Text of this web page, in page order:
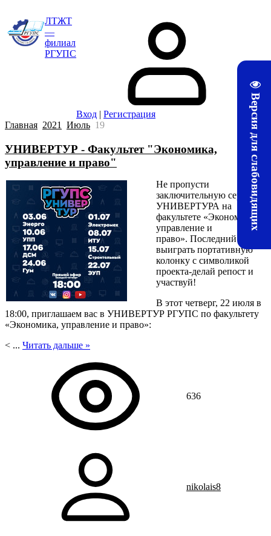
Версия для слабовидящих
ЛТЖТ
—
филиал
РГУПС
Вход | Регистрация
Главная 2021 Июль 19
УНИВЕРТУР - Факультет "Экономика,
управление и право"
Не пропусти
заключительную серию
УНИВЕРТУРА на
факультете «Экономика,
управление и
право». Последний шанс
выиграть портативную
колонку с символикой
проекта-делай репост и
участвуй!
В этот четверг, 22 июля в
18:00, приглашаем вас в УНИВЕРТУР РГУПС по факультету
«Экономика, управление и право»:
< ... Читать дальше »
636
nikolais8